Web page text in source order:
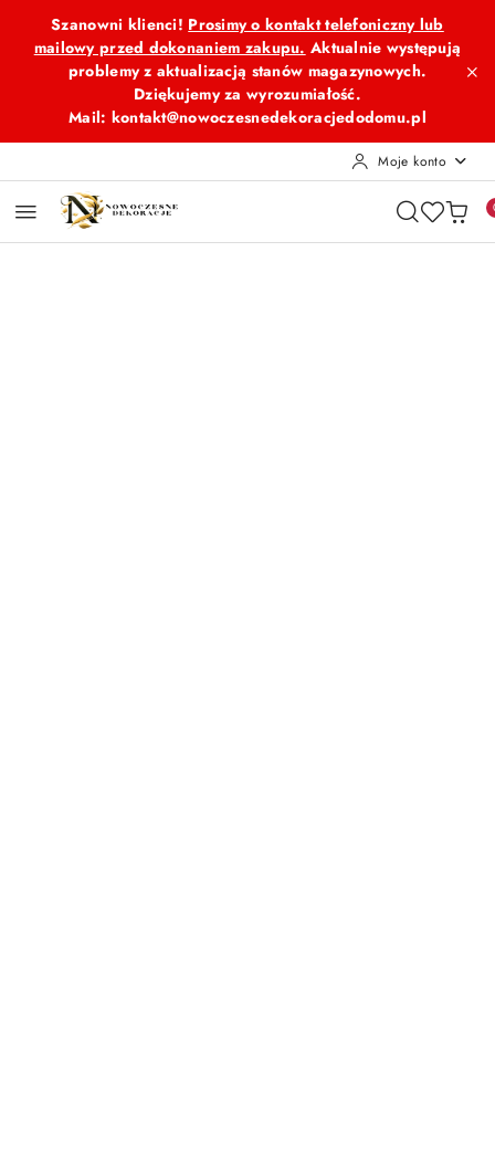
Przejdź do treści głównej
Przejdź do wyszukiwarki
Przejdź do moje konto
Przejdź do menu głównego
Przejdź do opisu produktu
Przejdź do stopki
Szanowni klienci! Prosimy o kontakt telefoniczny lub
mailowy przed dokonaniem zakupu. Aktualnie występują
problemy z aktualizacją stanów magazynowych.
Dziękujemy za wyrozumiałość.
Mail: kontakt@nowoczesnedekoracjedodomu.pl
Moje konto